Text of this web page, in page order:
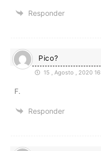
Responder
Pico?
15 , Agosto , 2020
F.
Responder